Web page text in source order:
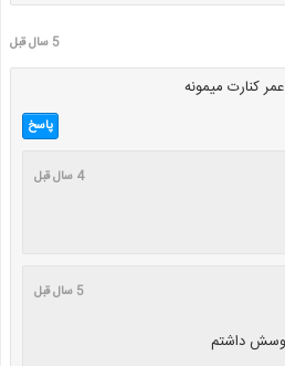
5 سال قبل
کنارت میمونه
پاسخ
4 سال قبل
5 سال قبل
داشتم